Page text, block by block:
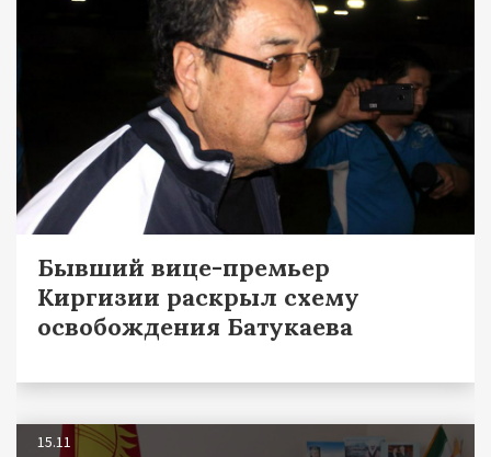
Бывший вице-премьер
Киргизии раскрыл схему
освобождения Батукаева
15.11